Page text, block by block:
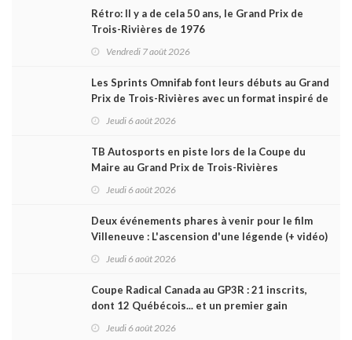
Rétro: Il y a de cela 50 ans, le Grand Prix de
Trois-Rivières de 1976
Vendredi 7 août 2026
Les Sprints Omnifab font leurs débuts au Grand
Prix de Trois-Rivières avec un format inspiré de
Jeudi 6 août 2026
TB Autosports en piste lors de la Coupe du
Maire au Grand Prix de Trois-Rivières
Jeudi 6 août 2026
Deux événements phares à venir pour le film
Villeneuve : L'ascension d'une légende (+ vidéo)
Jeudi 6 août 2026
Coupe Radical Canada au GP3R : 21 inscrits,
dont 12 Québécois... et un premier gain
Jeudi 6 août 2026